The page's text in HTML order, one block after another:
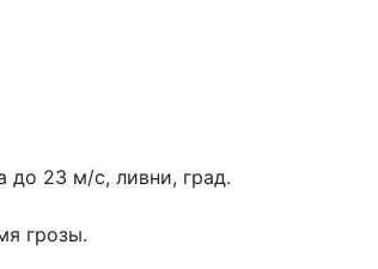
до 23 м/с, ливни, град.
грозы.